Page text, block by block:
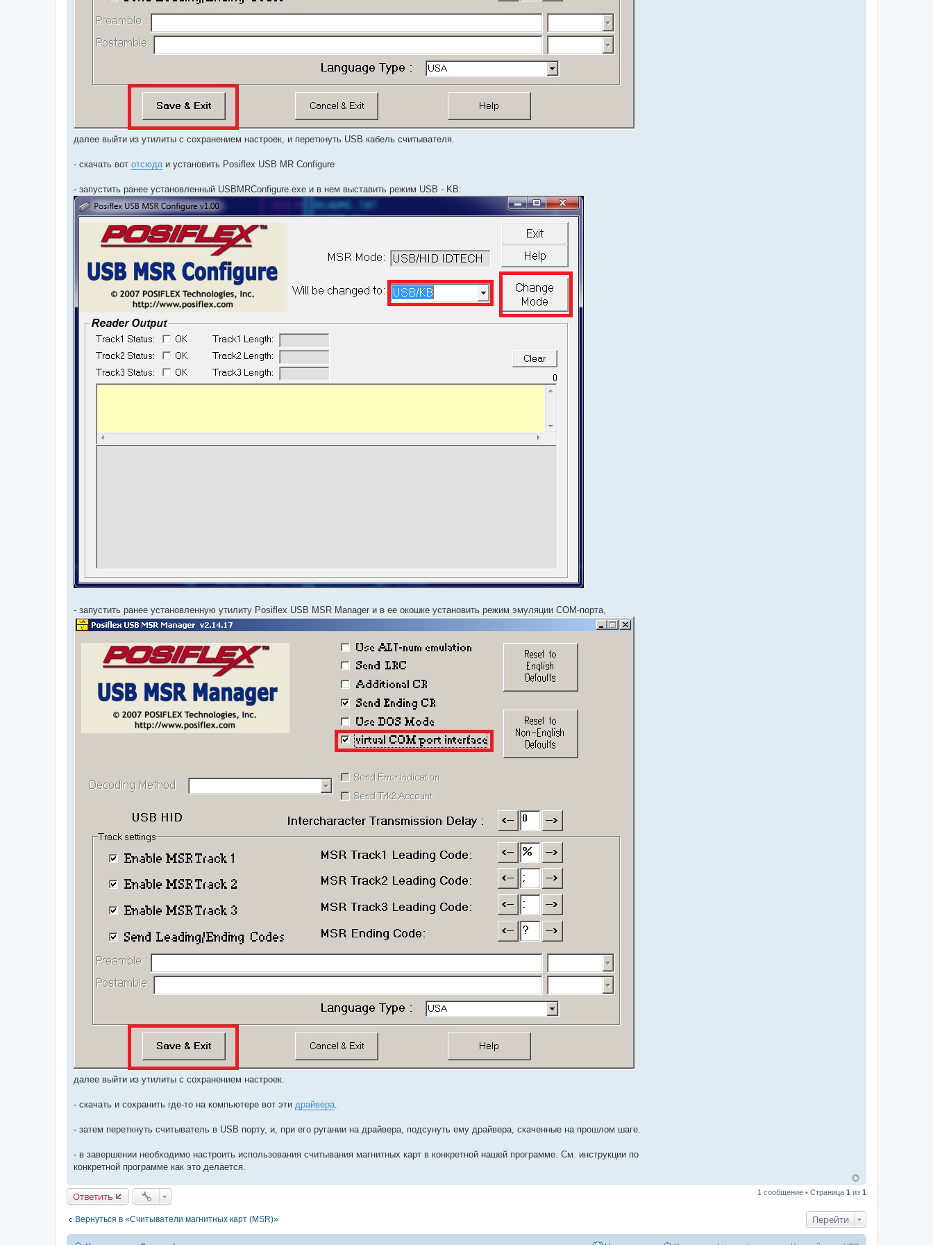
далее выйти из утилиты с сохранением настроек, и переткнуть USB кабель считывателя.
- скачать вот отсюда и установить Posiflex USB MR Configure
- запустить ранее установленный USBMRConfigure.exe и в нем выставить режим USB - KB:
- запустить ранее установленную утилиту Posiflex USB MSR Manager и в ее окошке установить режим эмуляции COM-порта,
далее выйти из утилиты с сохранением настроек.
- скачать и сохранить где-то на компьютере вот эти драйвера
- затем переткнуть считыватель в USB порту, и, при его ругании на драйвера, подсунуть ему драйвера, скаченные на прошлом шаге.
- в завершении необходимо настроить использования считывания магнитных карт в конкретной нашей программе. См. инструкции по
конкретной программе как это делается.
Ответить 1 сообщение • Страница 1 из 1
Вернуться в «Считыватели магнитных карт (MSR)» Перейти